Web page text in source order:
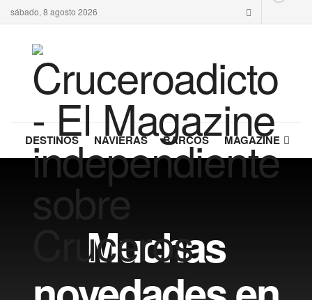
sábado, 8 agosto 2026
DESTINOS NAVIERAS BARCOS MAGAZINE
Muchas